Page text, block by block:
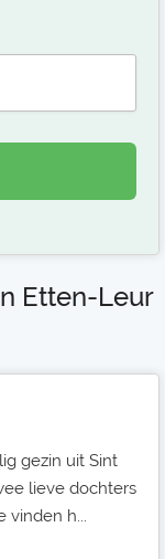
Etten-Leur
gezin uit Sint
lieve dochters
vinden h...